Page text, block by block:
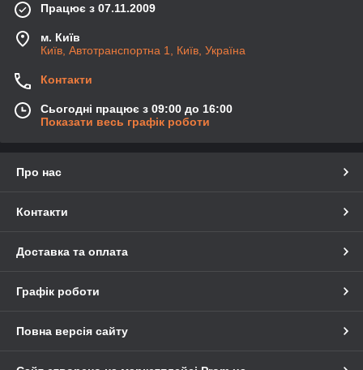
Працює з 07.11.2009
м. Київ
Київ, Автотранспортна 1, Київ, Україна
Контакти
Сьогодні працює з 09:00 до 16:00
Показати весь графік роботи
Про нас
Контакти
Доставка та оплата
Графік роботи
Повна версія сайту